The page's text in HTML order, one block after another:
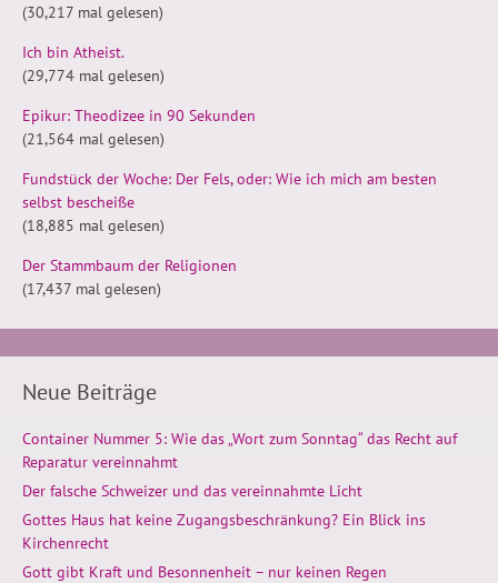
(30,217 mal gelesen)
Ich bin Atheist.
(29,774 mal gelesen)
Epikur: Theodizee in 90 Sekunden
(21,564 mal gelesen)
Fundstück der Woche: Der Fels, oder: Wie ich mich am besten
selbst bescheiße
(18,885 mal gelesen)
Der Stammbaum der Religionen
(17,437 mal gelesen)
Neue Beiträge
Container Nummer 5: Wie das „Wort zum Sonntag“ das Recht auf
Reparatur vereinnahmt
Der falsche Schweizer und das vereinnahmte Licht
Gottes Haus hat keine Zugangsbeschränkung? Ein Blick ins
Kirchenrecht
Gott gibt Kraft und Besonnenheit – nur keinen Regen